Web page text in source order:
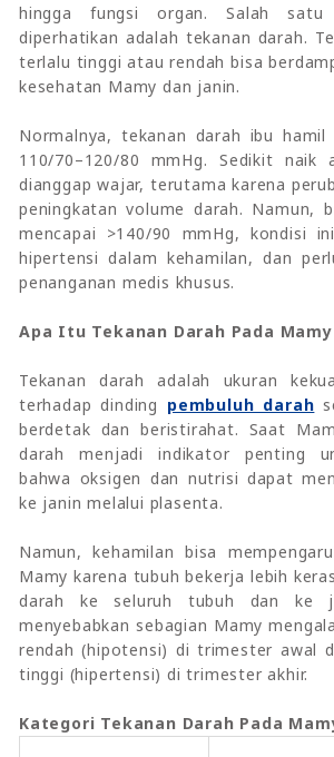
hingga fungsi organ. Salah
diperhatikan adalah tekanan darah.
terlalu tinggi atau rendah bisa
kesehatan Mamy dan janin.
Normalnya, tekanan darah ibu hamil
110/70–120/80 mmHg. Sedikit naik
dianggap wajar, terutama karena
peningkatan volume darah. Namun,
mencapai >140/90 mmHg, kondisi
hipertensi dalam kehamilan, dan
penanganan medis khusus.
Apa Itu Tekanan Darah Pada
Tekanan darah adalah ukuran
terhadap dinding pembuluh darah
berdetak dan beristirahat. Saat
darah menjadi indikator penting
bahwa oksigen dan nutrisi dapat
ke janin melalui plasenta.
Namun, kehamilan bisa
Mamy karena tubuh bekerja lebih
darah ke seluruh tubuh dan ke
menyebabkan sebagian Mamy
rendah (hipotensi) di trimester awal
tinggi (hipertensi) di trimester akhir.
Kategori Tekanan Darah Pada